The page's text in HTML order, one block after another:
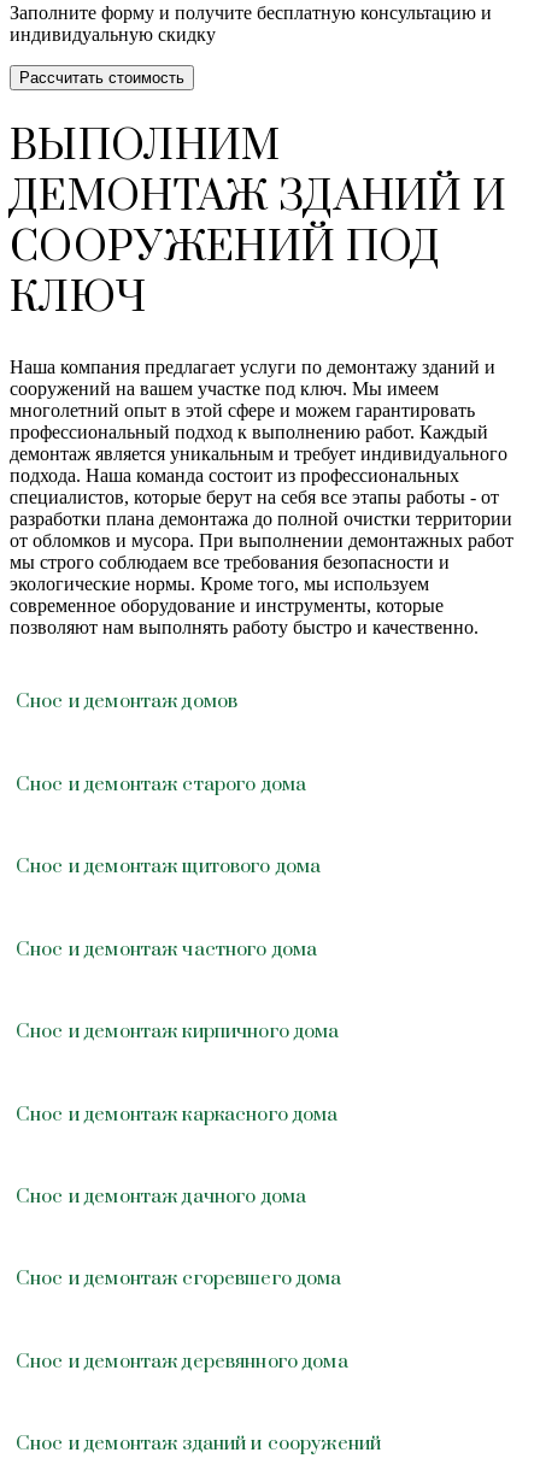
Заполните форму и получите бесплатную консультацию и
индивидуальную скидку
Рассчитать стоимость
ВЫПОЛНИМ
ДЕМОНТАЖ ЗДАНИЙ И
СООРУЖЕНИЙ ПОД
КЛЮЧ
Наша компания предлагает услуги по демонтажу зданий и
сооружений на вашем участке под ключ. Мы имеем
многолетний опыт в этой сфере и можем гарантировать
профессиональный подход к выполнению работ. Каждый
демонтаж является уникальным и требует индивидуального
подхода. Наша команда состоит из профессиональных
специалистов, которые берут на себя все этапы работы - от
разработки плана демонтажа до полной очистки территории
от обломков и мусора. При выполнении демонтажных работ
мы строго соблюдаем все требования безопасности и
экологические нормы. Кроме того, мы используем
современное оборудование и инструменты, которые
позволяют нам выполнять работу быстро и качественно.
Снос и демонтаж домов
Снос и демонтаж старого дома
Снос и демонтаж щитового дома
Снос и демонтаж частного дома
Снос и демонтаж кирпичного дома
Снос и демонтаж каркасного дома
Снос и демонтаж дачного дома
Снос и демонтаж сгоревшего дома
Снос и демонтаж деревянного дома
Снос и демонтаж зданий и сооружений